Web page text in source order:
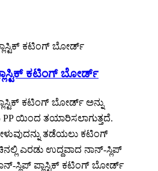
ಕಟಿಂಗ್ ಬೋರ್ಡ್
ಕಟಿಂಗ್ ಬೋರ್ಡ್ ಅನ್ನು
ಯಿಂದ ತಯಾರಿಸಲಾಗುತ್ತದೆ.
ತಡೆಯಲು ಕಟಿಂಗ್
ಎರಡು ಉದ್ದವಾದ ನಾನ್-ಸ್ಲಿಪ್
ಸ್ಲಿಪ್ ಪ್ಲಾಸ್ಟಿಕ್ ಕಟಿಂಗ್ ಬೋರ್ಡ್